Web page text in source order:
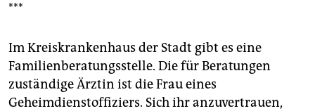
***
Im Kreiskrankenhaus der Stadt gibt es eine
Familienberatungsstelle. Die für Beratungen
zuständige Ärztin ist die Frau eines
Geheimdienstoffiziers. Sich ihr anzuvertrauen,